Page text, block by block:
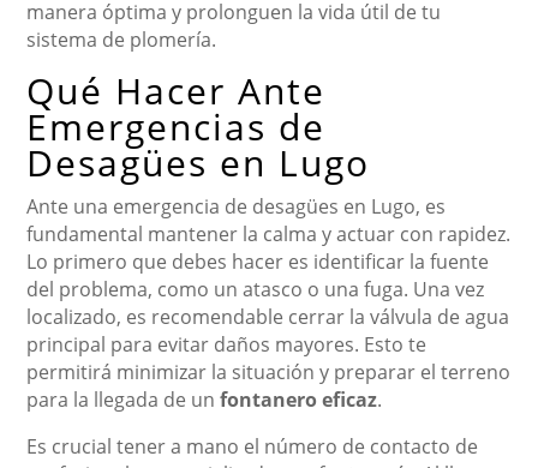
manera óptima y prolonguen la vida útil de tu
sistema de plomería.
Qué Hacer Ante
Emergencias de
Desagües en Lugo
Ante una emergencia de desagües en Lugo, es
fundamental mantener la calma y actuar con rapidez.
Lo primero que debes hacer es identificar la fuente
del problema, como un atasco o una fuga. Una vez
localizado, es recomendable cerrar la válvula de agua
principal para evitar daños mayores. Esto te
permitirá minimizar la situación y preparar el terreno
para la llegada de unfontanero eficaz.
Es crucial tener a mano el número de contacto de